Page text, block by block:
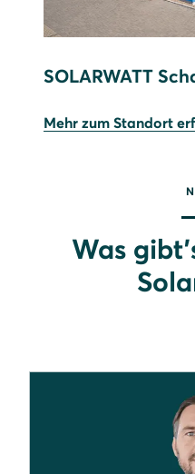
SOLARWATT
Mehr zum Standort
Was